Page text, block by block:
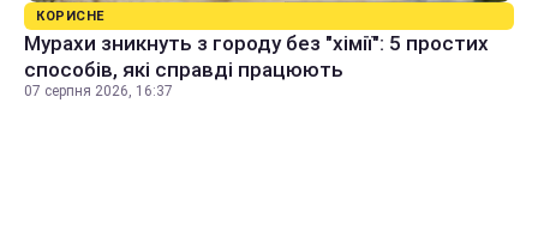
КОРИСНЕ
Мурахи зникнуть з городу без "хімії": 5 простих
способів, які справді працюють
07 серпня 2026, 16:37